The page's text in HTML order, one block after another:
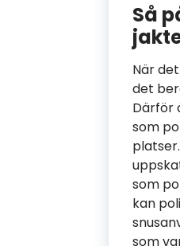
Så
När
det
Därför
som
som
kan
som